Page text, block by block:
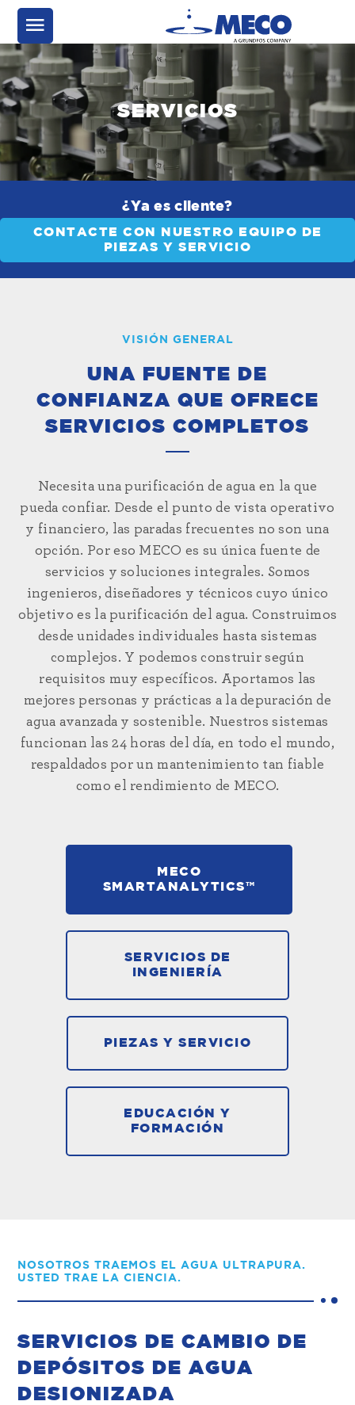
SERVICIOS
¿Ya es cliente?
CONTACTE CON NUESTRO EQUIPO DE
PIEZAS Y SERVICIO
VISIÓN GENERAL
UNA FUENTE DE
CONFIANZA QUE OFRECE
SERVICIOS COMPLETOS
Necesita una purificación de agua en la que
pueda confiar. Desde el punto de vista operativo
y financiero, las paradas frecuentes no son una
opción. Por eso MECO es su única fuente de
servicios y soluciones integrales. Somos
ingenieros, diseñadores y técnicos cuyo único
objetivo es la purificación del agua. Construimos
desde unidades individuales hasta sistemas
complejos. Y podemos construir según
requisitos muy específicos. Aportamos las
mejores personas y prácticas a la depuración de
agua avanzada y sostenible. Nuestros sistemas
funcionan las 24 horas del día, en todo el mundo,
respaldados por un mantenimiento tan fiable
como el rendimiento de MECO.
MECO
SMARTANALYTICS™
SERVICIOS DE
INGENIERÍA
PIEZAS Y SERVICIO
EDUCACIÓN Y
FORMACIÓN
NOSOTROS TRAEMOS EL AGUA ULTRAPURA.
USTED TRAE LA CIENCIA.
SERVICIOS DE CAMBIO DE
DEPÓSITOS DE AGUA
DESIONIZADA